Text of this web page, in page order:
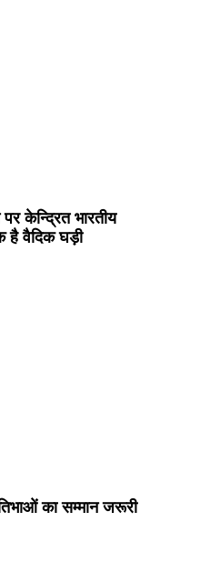
केन्द्रित भारतीय
है वैदिक घड़ी
का सम्मान जरूरी